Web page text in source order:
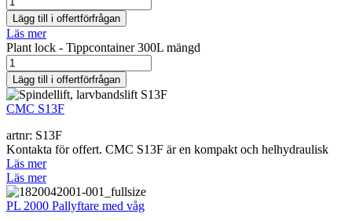
Lägg till i offertförfrågan
Läs mer
Plant lock - Tippcontainer 300L mängd
Lägg till i offertförfrågan
CMC S13F
artnr: S13F
Kontakta för offert. CMC S13F är en kompakt och helhydraulisk
Läs mer
Läs mer
PL 2000 Pallyftare med våg